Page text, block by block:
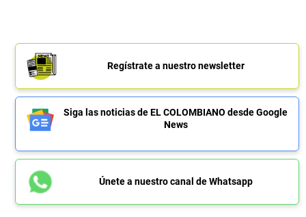
Regístrate a nuestro newsletter
Siga las noticias de EL COLOMBIANO desde Google
News
Únete a nuestro canal de Whatsapp